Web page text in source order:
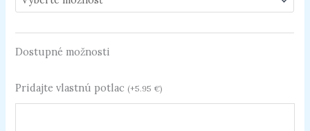
Dostupné možnosti
Pridajte vlastnú potlac (+5.95 €)